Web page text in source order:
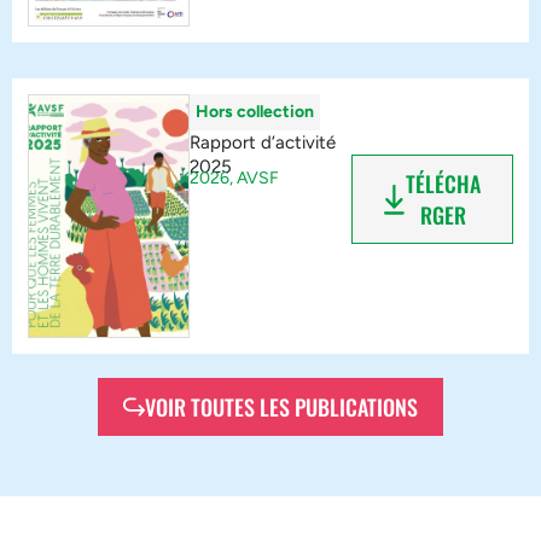
Hors collection
Rapport d’activité
2025
2026,AVSF
TÉLÉCHA
RGER
VOIR TOUTES LES PUBLICATIONS